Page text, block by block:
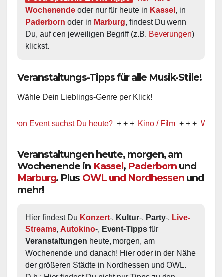
Wochenende oder nur für heute in Kassel
Paderborn oder in Marburg, findest Du wenn
Du, auf den jeweiligen Begriff (z.B. Beverungen)
klickst.
Veranstaltungs-Tipps für alle Musik-Stile!
Wähle Dein Lieblings-Genre per Klick!
suchst Du heute? + + + Kino / Film + + + Ww
Veranstaltungen heute, morgen, am
Wochenende in Kassel, Paderborn und
Marburg. Plus OWL und Nordhessen und
mehr!
Hier findest Du Konzert-, Kultur-, Party-, Live-
Streams, Autokino-, Event-Tipps
Veranstaltungen heute, morgen, am
Wochenende und danach! Hier oder in der Nähe
der größeren Städte in Nordhessen und OWL.